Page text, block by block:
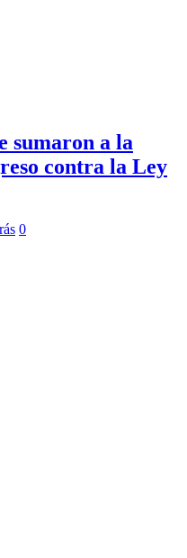
sumaron a la
contra la Ley
0